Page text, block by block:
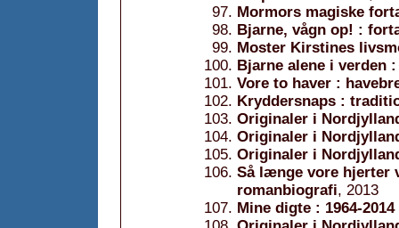
Mormors magiske
Bjarne, vågn op! :
Moster Kirstines
Bjarne alene i
Vore to haver :
Kryddersnaps :
Originaler i
Originaler i
Originaler i
Så længe vore hjerter
romanbiografi, 2013
Mine digte : 1964-